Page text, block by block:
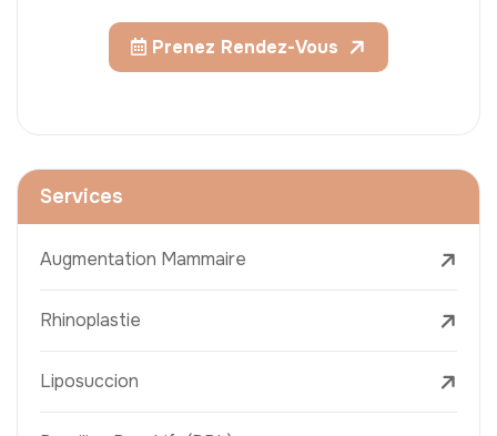
Prenez Rendez-Vous
Services
Augmentation Mammaire
Rhinoplastie
Liposuccion